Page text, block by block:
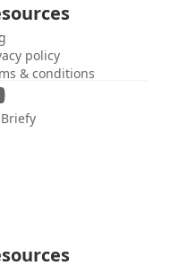
policy
& conditions
Briefy